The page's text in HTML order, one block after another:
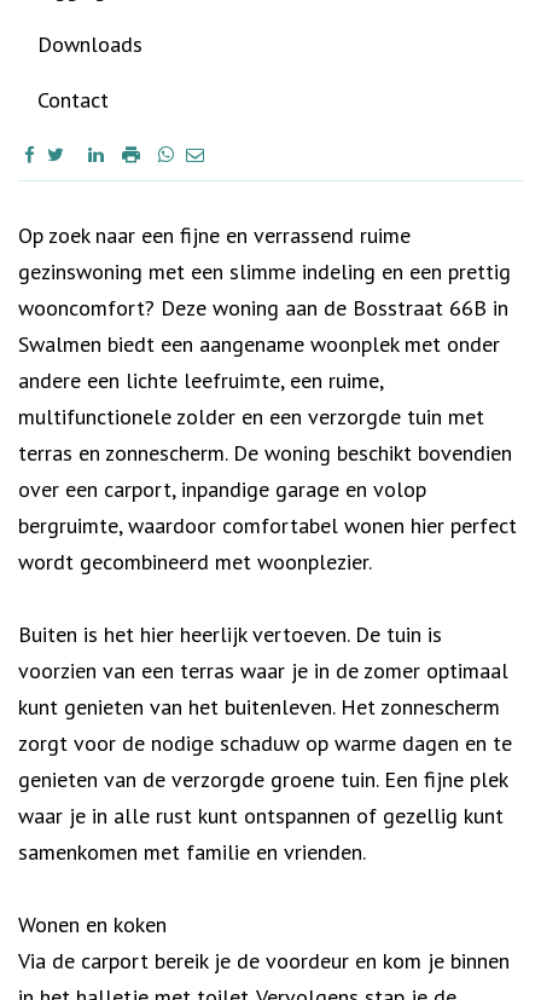
Downloads
Contact
Omschrijving
Op zoek naar een fijne en verrassend ruime
gezinswoning met een slimme indeling en een prettig
wooncomfort? Deze woning aan de Bosstraat 66B in
Swalmen biedt een aangename woonplek met onder
andere een lichte leefruimte, een ruime,
multifunctionele zolder en een verzorgde tuin met
terras en zonnescherm. De woning beschikt bovendien
over een carport, inpandige garage en volop
bergruimte, waardoor comfortabel wonen hier perfect
wordt gecombineerd met woonplezier.
Buiten is het hier heerlijk vertoeven. De tuin is
voorzien van een terras waar je in de zomer optimaal
kunt genieten van het buitenleven. Het zonnescherm
zorgt voor de nodige schaduw op warme dagen en te
genieten van de verzorgde groene tuin. Een fijne plek
waar je in alle rust kunt ontspannen of gezellig kunt
samenkomen met familie en vrienden.
Wonen en koken
Via de carport bereik je de voordeur en kom je binnen